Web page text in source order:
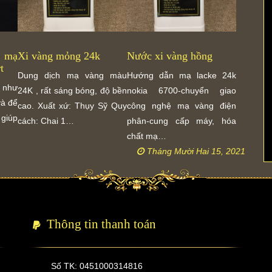
mạ
như
để
Xi vàng mỏng 24k
Dung dịch mạ vàng màu
24K , rất sáng bóng, độ bền
cao. Xuất xứ: Thụy Sỹ Quy
cách: Chai 1…
Nước xi vàng hồng
Hướng dẫn mạ lacke 24k
nokia 6700-chuyển giao
công nghệ mạ vàng điện
phân-cung cấp máy, hóa
chất mạ…
Tháng Mười Hai 15, 2021
Thông tin thanh toán
Số TK: 0451000314816